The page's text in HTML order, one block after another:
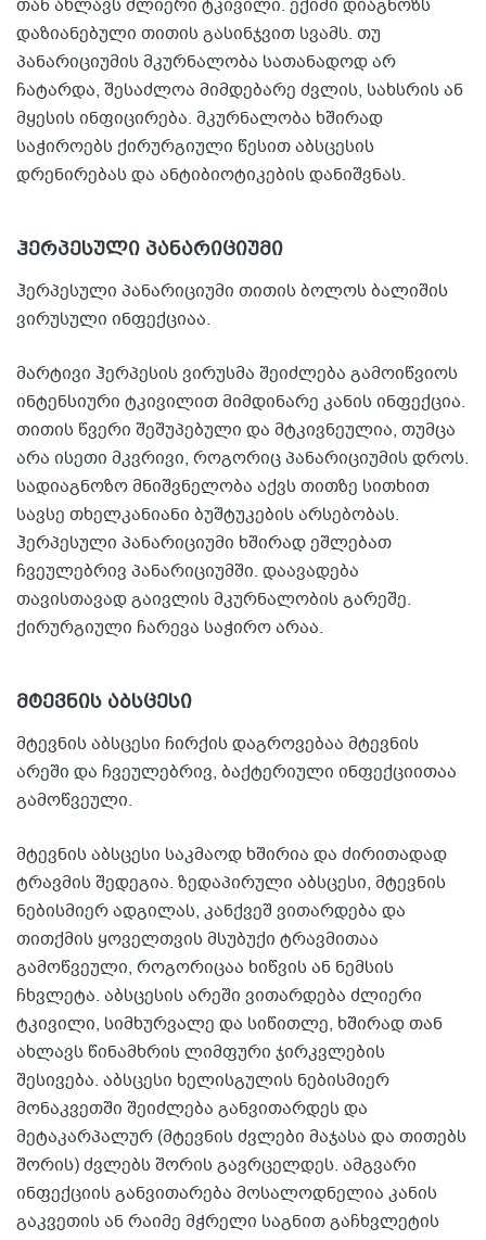
თან ახლავს ძლიერი ტკივილი. ექიმი დიაგნოზს
დაზიანებული თითის გასინჯვით სვამს. თუ
პანარიციუმის მკურნალობა სათანადოდ არ
ჩატარდა, შესაძლოა მიმდებარე ძვლის, სახსრის ან
მყესის ინფიცირება. მკურნალობა ხშირად
საჭიროებს ქირურგიული წესით აბსცესის
დრენირებას და ანტიბიოტიკების დანიშვნას.
ჰერპესული პანარიციუმი
ჰერპესული პანარიციუმი თითის ბოლოს ბალიშის
ვირუსული ინფექციაა.
მარტივი ჰერპესის ვირუსმა შეიძლება გამოიწვიოს
ინტენსიური ტკივილით მიმდინარე კანის ინფექცია.
თითის წვერი შეშუპებული და მტკივნეულია, თუმცა
არა ისეთი მკვრივი, როგორიც პანარიციუმის დროს.
სადიაგნოზო მნიშვნელობა აქვს თითზე სითხით
სავსე თხელკანიანი ბუშტუკების არსებობას.
ჰერპესული პანარიციუმი ხშირად ეშლებათ
ჩვეულებრივ პანარიციუმში. დაავადება
თავისთავად გაივლის მკურნალობის გარეშე.
ქირურგიული ჩარევა საჭირო არაა.
მტევნის აბსცესი
მტევნის აბსცესი ჩირქის დაგროვებაა მტევნის
არეში და ჩვეულებრივ, ბაქტერიული ინფექციითაა
გამოწვეული.
მტევნის აბსცესი საკმაოდ ხშირია და ძირითადად
ტრავმის შედეგია. ზედაპირული აბსცესი, მტევნის
ნებისმიერ ადგილას, კანქვეშ ვითარდება და
თითქმის ყოველთვის მსუბუქი ტრავმითაა
გამოწვეული, როგორიცაა ხიწვის ან ნემსის
ჩხვლეტა. აბსცესის არეში ვითარდება ძლიერი
ტკივილი, სიმხურვალე და სიწითლე, ხშირად თან
ახლავს წინამხრის ლიმფური ჯირკვლების
შესივება. აბსცესი ხელისგულის ნებისმიერ
მონაკვეთში შეიძლება განვითარდეს და
მეტაკარპალურ (მტევნის ძვლები მაჯასა და თითებს
შორის) ძვლებს შორის გავრცელდეს. ამგვარი
ინფექციის განვითარება მოსალოდნელია კანის
გაკვეთის ან რაიმე მჭრელი საგნით გაჩხვლეტის